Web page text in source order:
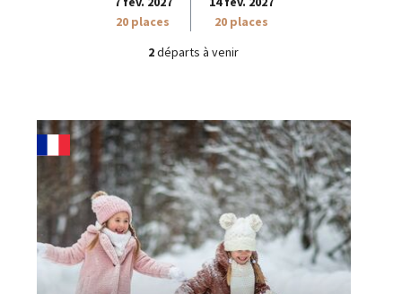
20 places
20 places
2départs à venir